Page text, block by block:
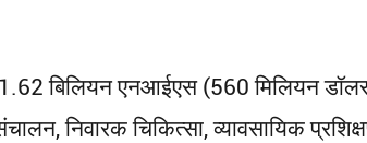
बिलियन एनआईएस (560 मिलियन
निवारक चिकित्सा, व्यावसायिक